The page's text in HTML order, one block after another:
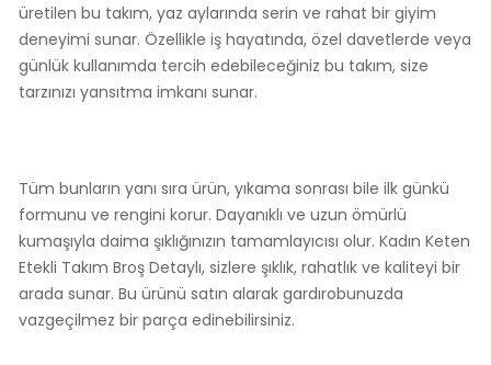
üretilen bu takım, yaz aylarında serin ve rahat bir giyim
deneyimi sunar. Özellikle iş hayatında, özel davetlerde veya
günlük kullanımda tercih edebileceğiniz bu takım, size
tarzınızı yansıtma imkanı sunar.
Tüm bunların yanı sıra ürün, yıkama sonrası bile ilk günkü
formunu ve rengini korur. Dayanıklı ve uzun ömürlü
kumaşıyla daima şıklığınızın tamamlayıcısı olur. Kadın Keten
Etekli Takım Broş Detaylı, sizlere şıklık, rahatlık ve kaliteyi bir
arada sunar. Bu ürünü satın alarak gardırobunuzda
vazgeçilmez bir parça edinebilirsiniz.